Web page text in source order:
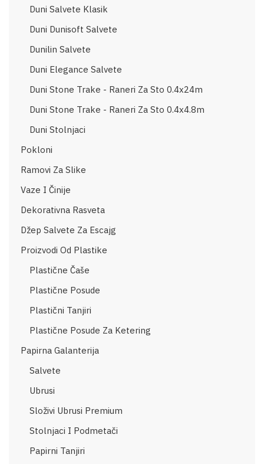
Duni Salvete Klasik
Duni Dunisoft Salvete
Dunilin Salvete
Duni Elegance Salvete
Duni Stone Trake - Raneri Za Sto 0.4x24m
Duni Stone Trake - Raneri Za Sto 0.4x4.8m
Duni Stolnjaci
Pokloni
Ramovi Za Slike
Vaze I Činije
Dekorativna Rasveta
Džep Salvete Za Escajg
Proizvodi Od Plastike
Plastične Čaše
Plastične Posude
Plastični Tanjiri
Plastične Posude Za Ketering
Papirna Galanterija
Salvete
Ubrusi
Složivi Ubrusi Premium
Stolnjaci I Podmetači
Papirni Tanjiri